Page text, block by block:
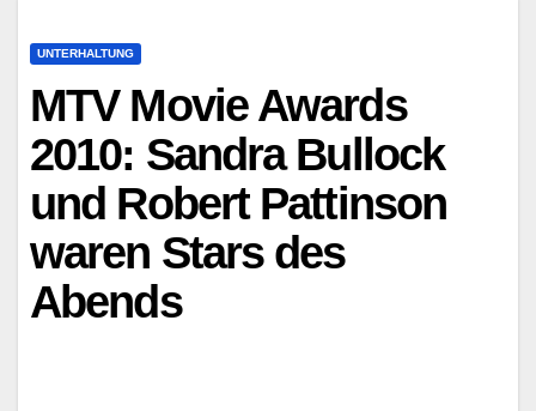
UNTERHALTUNG
MTV Movie Awards
2010: Sandra Bullock
und Robert Pattinson
waren Stars des
Abends